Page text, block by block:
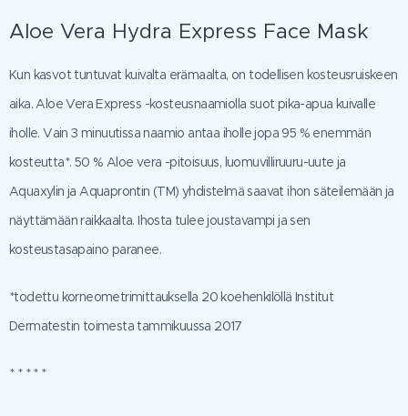
Aloe Vera Hydra Express Face Mask
Kun kasvot tuntuvat kuivalta erämaalta, on todellisen kosteusruiskeen
aika. Aloe Vera Express -kosteusnaamiolla suot pika-apua kuivalle
iholle. Vain 3 minuutissa naamio antaa iholle jopa 95 % enemmän
kosteutta*. 50 % Aloe vera -pitoisuus, luomuvilliruuru-uute ja
Aquaxylin ja Aquaprontin (TM) yhdistelmä saavat ihon säteilemään ja
näyttämään raikkaalta. Ihosta tulee joustavampi ja sen
kosteustasapaino paranee.
*todettu korneometrimittauksella 20 koehenkilöllä Institut
Dermatestin toimesta tammikuussa 2017
* * * * *